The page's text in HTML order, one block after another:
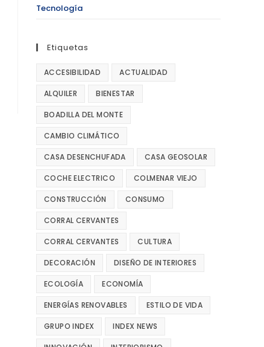
Tecnología
Etiquetas
ACCESIBILIDAD ACTUALIDAD
ALQUILER BIENESTAR
BOADILLA DEL MONTE
CAMBIO CLIMÁTICO
CASA DESENCHUFADA CASA GEOSOLAR
COCHE ELECTRICO COLMENAR VIEJO
CONSTRUCCIÓN CONSUMO
CORRAL CERVANTES
CORRAL CERVANTES CULTURA
DECORACIÓN DISEÑO DE INTERIORES
ECOLOGÍA ECONOMÍA
ENERGÍAS RENOVABLES ESTILO DE VIDA
GRUPO INDEX INDEX NEWS